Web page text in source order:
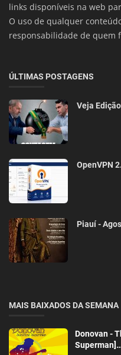
links disponíveis na web
O uso de qualquer
responsabilidade de quem
ÚLTIMAS POSTAGENS
Veja
OpenVPN
Piauí -
MAIS BAIXADOS DA SEMANA
Donovan -